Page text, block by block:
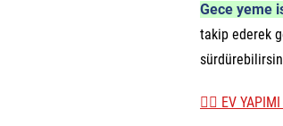
Gece yeme
takip ederek
👉🏼 EV